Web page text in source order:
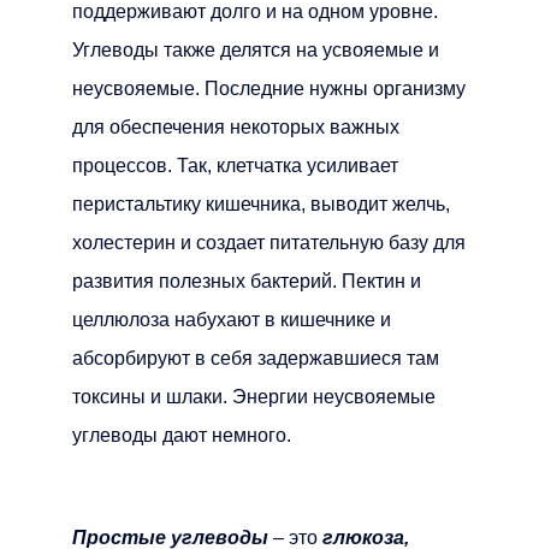
поддерживают долго и на одном уровне.
Углеводы также делятся на усвояемые и
неусвояемые. Последние нужны организму
для обеспечения некоторых важных
процессов. Так, клетчатка усиливает
перистальтику кишечника, выводит желчь,
холестерин и создает питательную базу для
развития полезных бактерий. Пектин и
целлюлоза набухают в кишечнике и
абсорбируют в себя задержавшиеся там
токсины и шлаки. Энергии неусвояемые
углеводы дают немного.
Простые углеводы – это глюкоза,